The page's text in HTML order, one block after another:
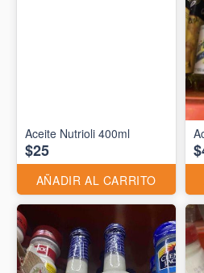
Aceite Nutrioli 400ml
$25
AÑADIR AL CARRITO